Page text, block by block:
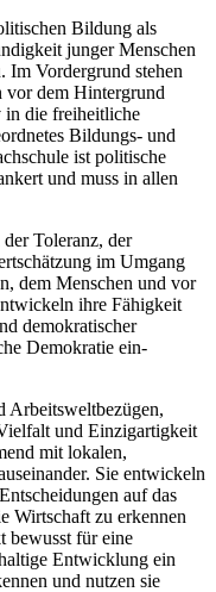
Bildung als
junger Menschen
Im Vordergrund stehen
vor dem Hintergrund
in die freiheitliche
Bildungs- und
ist politische
und muss in allen
Toleranz, der
im Umgang
dem Menschen und vor
ihre Fähigkeit
demokratischer
Demokratie ein-
Arbeitsweltbezügen,
und Einzigartigkeit
mit lokalen,
Sie entwickeln
auf das
Wirtschaft zu erkennen
bewusst für eine
Entwicklung ein
und nutzen sie